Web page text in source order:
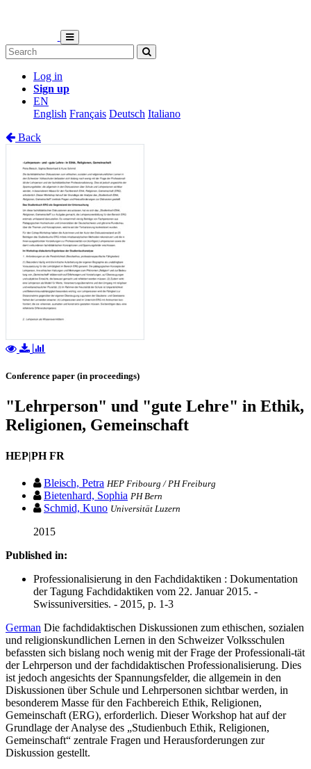
Log in
Sign up
EN
English Français Deutsch Italiano
Back
Conference paper (in proceedings)
"Lehrperson" und "gute Lehre" in Ethik,
Religionen, Gemeinschaft
HEP|PH FR
Bleisch, Petra HEP Fribourg / PH Freiburg
Bietenhard, Sophia PH Bern
Schmid, Kuno Universität Luzern
2015
Published in:
Professionalisierung in den Fachdidaktiken : Dokumentation
der Tagung Fachdidaktiken vom 22. Januar 2015. -
Swissuniversities. - 2015, p. 1-3
German Die fachdidaktischen Diskussionen zum ethischen, sozialen
und religionskundlichen Lernen in den Schweizer Volksschulen
befassten sich bislang noch wenig mit der Frage der Professionali-tät
der Lehrperson und der fachdidaktischen Professionalisierung. Dies
ist jedoch angesichts der Spannungsfelder, die allgemein in den
Diskussionen über Schule und Lehrpersonen sichtbar werden, in
besonderem Masse für den Fachbereich Ethik, Religionen,
Gemeinschaft (ERG), erforderlich. Dieser Workshop hat auf der
Grundlage der Analyse des „Studienbuch Ethik, Religionen,
Gemeinschaft“ zentrale Fragen und Herausforderungen zur
Diskussion gestellt.